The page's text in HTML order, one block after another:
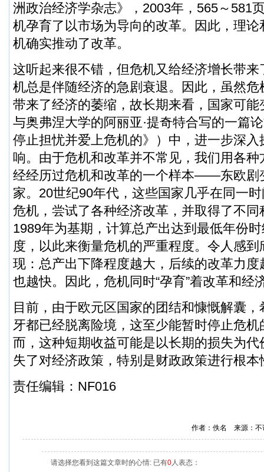
洲政治经济学杂志》，2003年，565～581
机孕育了以市场为导向的改革。因此，理
机确实推动了改革。
这听起来很不错，但危机又给经济增长带
机总是伴随经济的急剧衰退。因此，虽然
带来了经济的萎缩，故长期来看，国家可
与奥弗涅大学的阿丽亚·提奇特合写的一篇
停止担忧并爱上危机的》）中，进一步深
响。由于危机和改革并不常见，我们用各
经经历过危机和改革的一个样本——东欧剧
家。20世纪90年代，这些国家几乎在同一
危机，尝试了各种经济改革，并取得了不
1989年为基期，计算总产出达到最低年份
度，以此来衡量危机的严重程度。令人感
现：总产出下降程度越大，后续的改革力
也越快。因此，危机同时“孕育”着改革和经
目前，由于欧元区国家的团结和慷慨解囊
牙都已经脱离险境，这至少能暂时停止危
而，这种短期收益可能是以长期的损失为
失了对经济政策，特别是财政政策进行根
责任编辑：NF016
作者：佚名 来源：
请选择您看到这篇文章时的心情: 已有0人表态：